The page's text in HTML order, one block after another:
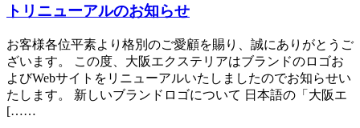
トリニューアルのお知らせ
お客様各位平素より格別のご愛顧を賜り、誠にありがとうご
ざいます。 この度、大阪エクステリアはブランドのロゴお
よびWebサイトをリニューアルいたしましたのでお知らせい
たします。 新しいブランドロゴについて 日本語の「大阪エ
[……